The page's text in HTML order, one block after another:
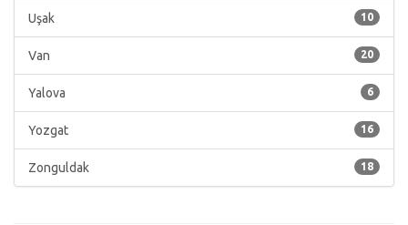
10
Uşak
20
Van
6
Yalova
16
Yozgat
18
Zonguldak